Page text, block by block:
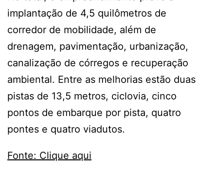
implantação de 4,5 quilômetros de
corredor de mobilidade, além de
drenagem, pavimentação, urbanização,
canalização de córregos e recuperação
ambiental. Entre as melhorias estão duas
pistas de 13,5 metros, ciclovia, cinco
pontos de embarque por pista, quatro
pontes e quatro viadutos.
Fonte: Clique aqui